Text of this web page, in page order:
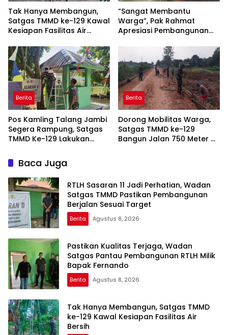
Tak Hanya Membangun,
Satgas TMMD ke-129 Kawal
Kesiapan Fasilitas Air
“Sangat Membantu
Warga”, Pak Rahmat
Apresiasi Pembangunan
Berita
Pos Kamling Talang Jambi
Segera Rampung, Satgas
TMMD Ke-129 Lakukan
Bersih
Berita
Dorong Mobilitas Warga,
Satgas TMMD ke-129
Bangun Jalan 750 Meter di
Baca Juga
RTLH Sasaran 11 Jadi Perhatian, Wadan
Satgas TMMD Pastikan Pembangunan
Berjalan Sesuai Target
Berita Agustus 8, 2026
Pastikan Kualitas Terjaga, Wadan
Satgas Pantau Pembangunan RTLH Milik
Bapak Fernando
Berita Agustus 8, 2026
Tak Hanya Membangun, Satgas TMMD
ke-129 Kawal Kesiapan Fasilitas Air
Bersih